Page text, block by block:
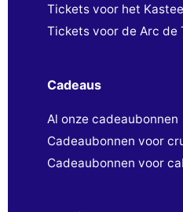
Tickets voor het
Tickets voor de Arc de
Cadeaus
Al onze cadeaubonnen
Cadeaubonnen voor
Cadeaubonnen voor